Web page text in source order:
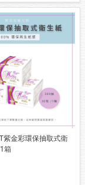
紫金彩環保抽取式衛
箱